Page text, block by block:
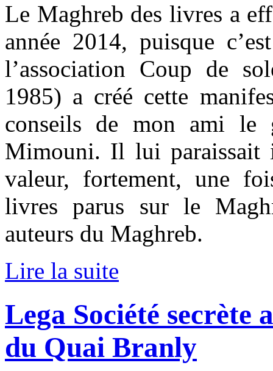
Le Maghreb des livres a
année 2014, puisque
l’association Coup de
1985) a créé cette
conseils de mon ami le
Mimouni. Il lui paraissait
valeur, fortement, une
livres parus sur le
auteurs du Maghreb.
Lire la suite
Lega Société secrète
du Quai Branly